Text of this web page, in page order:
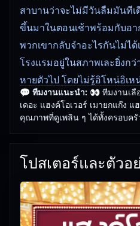
สาบานว่าจะไม่มีวันลืมมันทีเ
ขึ้นมาในตอนเช้าพร้อมกับอ
พวกเขากลับจำอะไรกันไม่ได้
โรงแรมอยู่ในสภาพเละยิ่งก
หายตัวไป โดยไม่รู้อิโหน่อิเห
น้อยลงทุกที ทั้งสามต้องพยา
ใจทำอะไรที่เลวร้ายกันไปบ้
อะไรมากขึ้นเท่าไหร่ ก็ยิ่งเข้
เขากำลังตกอยู่ในปัญหายุ่งย
🎥อัปเดตโดยทีมงาน Free
💬 ทีมงานแนะนำ: 👀 ทีมงานเลื
เดอะ แฮงค์โอเวอร์ เมายกแก๊ง
คุณภาพที่ดูเพลิน ๆ ได้ทั้งครอบครั
โปสเตอร์และตัวอ